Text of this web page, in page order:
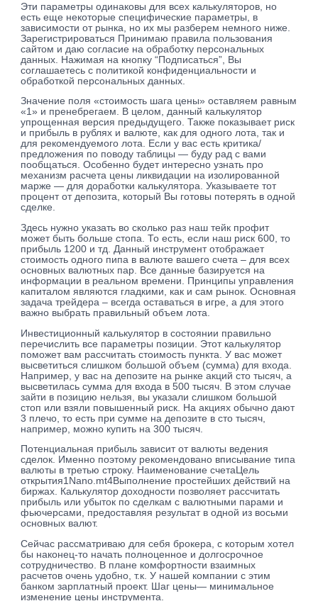
Эти параметры одинаковы для всех калькуляторов, но
есть еще некоторые специфические параметры, в
зависимости от рынка, но их мы разберем немного ниже.
Зарегистрироваться Принимаю правила пользования
сайтом и даю согласие на обработку персональных
данных. Нажимая на кнопку “Подписаться”, Вы
соглашаетесь с политикой конфиденциальности и
обработкой персональных данных.
Значение поля «стоимость шага цены» оставляем равным
«1» и пренебрегаем. В целом, данный калькулятор
упрощенная версия предыдущего. Также показывает риск
и прибыль в рублях и валюте, как для одного лота, так и
для рекомендуемого лота. Если у вас есть критика/
предложения по поводу таблицы — буду рад с вами
пообщаться. Особенно будет интересно узнать про
механизм расчета цены ликвидации на изолированной
марже — для доработки калькулятора. Указываете тот
процент от депозита, который Вы готовы потерять в одной
сделке.
Здесь нужно указать во сколько раз наш тейк профит
может быть больше стопа. То есть, если наш риск 600, то
прибыль 1200 и тд. Данный инструмент отображает
стоимость одного пипа в валюте вашего счета – для всех
основных валютных пар. Все данные базируется на
информации в реальном времени. Принципы управления
капиталом являются гладкими, как и сам рынок. Основная
задача трейдера – всегда оставаться в игре, а для этого
важно выбрать правильный объем лота.
Инвестиционный калькулятор в состоянии правильно
перечислить все параметры позиции. Этот калькулятор
поможет вам рассчитать стоимость пункта. У вас может
высветиться слишком большой объем (сумма) для входа.
Например, у вас на депозите на рынке акций сто тысяч, а
высветилась сумма для входа в 500 тысяч. В этом случае
зайти в позицию нельзя, вы указали слишком большой
стоп или взяли повышенный риск. На акциях обычно дают
3 плечо, то есть при сумме на депозите в сто тысяч,
например, можно купить на 300 тысяч.
Потенциальная прибыль зависит от валюты ведения
сделок. Именно поэтому рекомендовано вписывание типа
валюты в третью строку. Наименование счетаЦель
открытия1Nano.mt4Выполнение простейших действий на
биржах. Калькулятор доходности позволяет рассчитать
прибыль или убыток по сделкам с валютными парами и
фьючерсами, предоставляя результат в одной из восьми
основных валют.
Сейчас рассматриваю для себя брокера, с которым хотел
бы наконец-то начать полноценное и долгосрочное
сотрудничество. В плане комфортности взаимных
расчетов очень удобно, т.к. У нашей компании с этим
банком зарплатный проект. Шаг цены— минимальное
изменение цены инструмента.